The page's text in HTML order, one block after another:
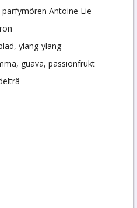
Antoine Lie
ylang-ylang
guava, passionfrukt